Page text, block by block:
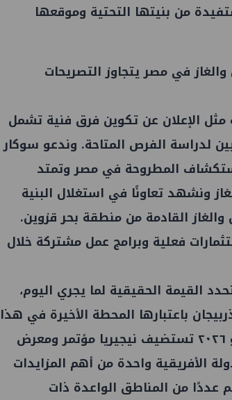
من بنيتها التحتية وموقعها
في مصر يتجاوز التصريحات
مثل الإعلان عن تكوين فرق فنية تشمل
لدراسة الفرص المتاحة. وندعو سوكار
المطروحة في مصر وتمتد
ونشهد تعاونًا في استغلال البنية
والغاز القادمة من منطقة بحر قزوين.
فعلية وبرامج عمل مشتركة خلال
القيمة الحقيقية لما يجري اليوم،
باعتبارها المحطة الأخيرة في هذا
المسار. فخلال الفترة من ٥ إلى ٩ يوليو ٢٠٢٦ تستضيف نيجيريا مؤتمر ومعرض
الأفريقية واحدة من أهم المزايدات
عددًا من المناطق الواعدة ذات